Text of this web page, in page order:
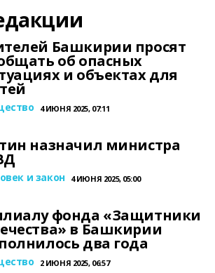
Башкирии просят
об опасных
и объектах для
4 ИЮНЯ 2025, 07:11
назначил министра
и закон 4 ИЮНЯ 2025, 05:00
фонда «Защитники
в Башкирии
два года
2 ИЮНЯ 2025, 06:57